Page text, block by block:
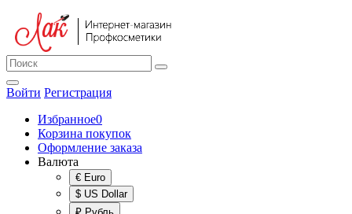
Войти Регистрация
Избранное0
Корзина покупок
Оформление заказа
Валюта
€ Euro
$ US Dollar